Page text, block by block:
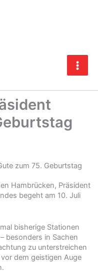
zum 75. Geburtstag
Hambrücken, Präsident
begeht am 10. Juli
bisherige Stationen
besonders in Sachen
zu unterstreichen
dem geistigen Auge